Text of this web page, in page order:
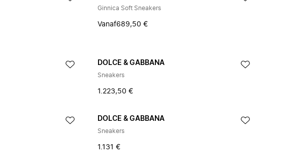
Ginnica Soft Sneakers
Vanaf689,50 €
DOLCE & GABBANA
Sneakers
1.223,50 €
DOLCE & GABBANA
Sneakers
1.131 €